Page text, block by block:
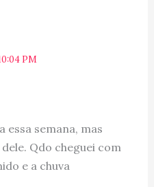
PM
essa semana, mas
Qdo cheguei com
e a chuva